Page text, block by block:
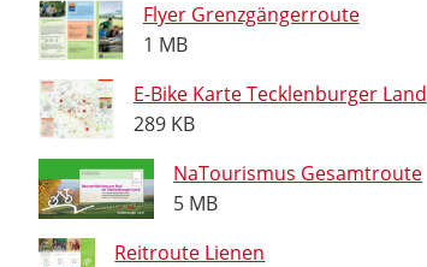
Flyer Grenzgängerroute
1 MB
E-Bike Karte Tecklenburger Land
289 KB
NaTourismus Gesamtroute
5 MB
Reitroute Lienen